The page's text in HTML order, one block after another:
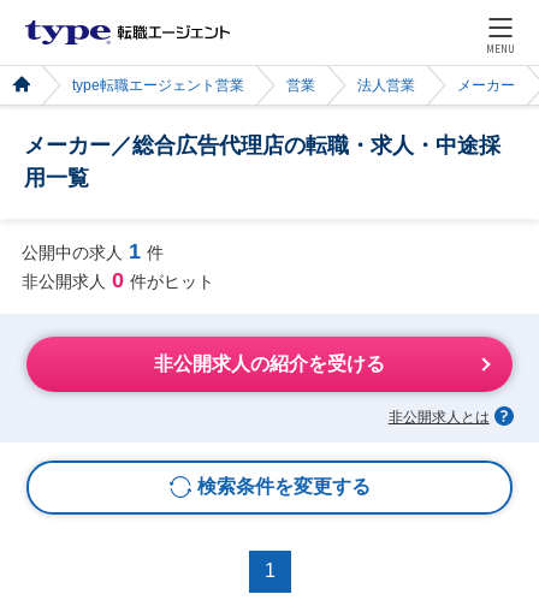
MENU
type転職エージェント営業 営業 法人営業 メーカー
メーカー／総合広告代理店の転職・求人・中途採
用一覧
公開中の求人 1 件
非公開求人 0 件がヒット
非公開求人の紹介を受ける
非公開求人とは
検索条件を変更する
1